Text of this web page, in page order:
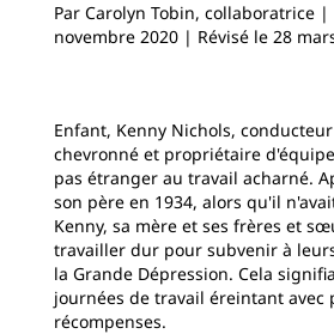
Par Carolyn Tobin, collaboratrice |
novembre 2020 | Révisé le 28
Enfant, Kenny Nichols,
chevronné et propriétaire
pas étranger au travail acharné.
son père en 1934, alors qu'il
Kenny, sa mère et ses frères et
travailler dur pour subvenir à
la Grande Dépression. Cela
journées de travail éreintant avec
récompenses.